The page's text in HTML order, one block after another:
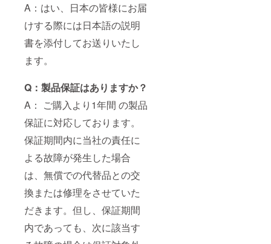
A：はい、日本の皆様にお届
けする際には日本語の説明
書を添付してお送りいたし
ます。
Q：製品保証はありますか？
A： ご購入より1年間 の製品
保証に対応しております。
保証期間内に当社の責任に
よる故障が発生した場合
は、無償での代替品との交
換または修理をさせていた
だきます。但し、保証期間
内であっても、次に該当す